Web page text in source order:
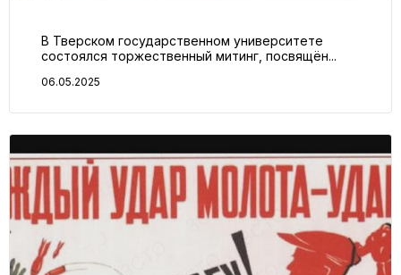
В Тверском государственном университете
состоялся торжественный митинг, посвящён...
06.05.2025